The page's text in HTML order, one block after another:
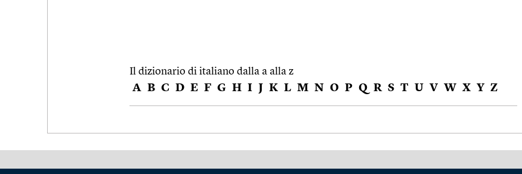
Il dizionario di italiano dalla a alla z
A B C D E F G H I J K L M N O P Q R S T U V W X Y Z